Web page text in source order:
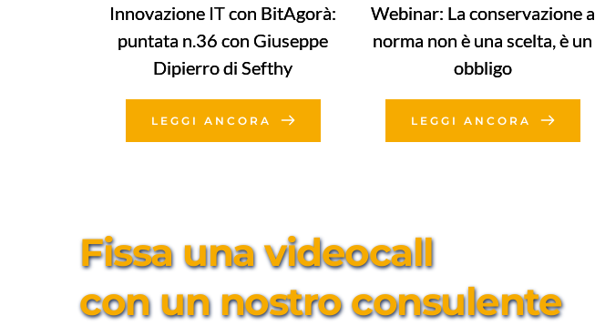
Innovazione IT con BitAgorà:
puntata n.36 con Giuseppe
Dipierro di Sefthy
LEGGI ANCORA
Webinar: La conservazione a
norma non è una scelta, è un
obbligo
LEGGI ANCORA
Fissa una videocall
con un nostro consulente